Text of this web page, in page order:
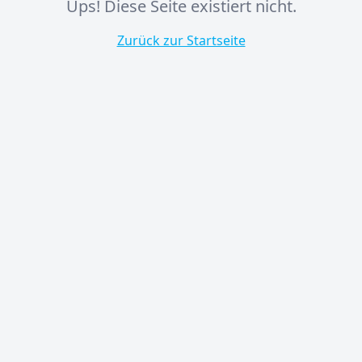
Ups! Diese Seite existiert nicht.
Zurück zur Startseite